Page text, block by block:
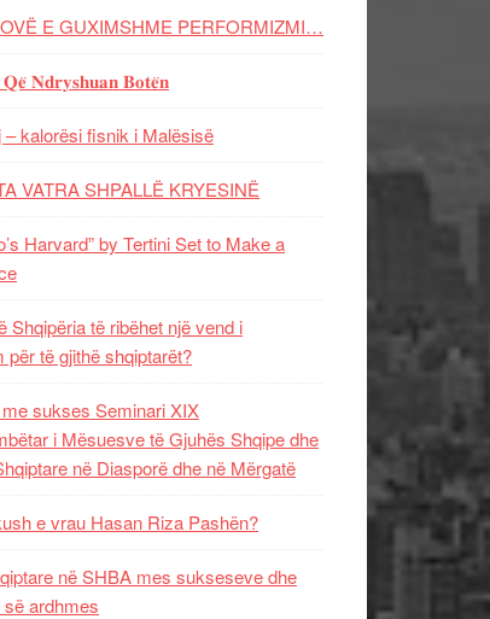
E GUXIMSHME PERFORMIZMI…
𝐍𝐝𝐫𝐲𝐬𝐡𝐮𝐚𝐧 𝐁𝐨𝐭𝐞̈𝐧
– kalorësi fisnik i Malësisë
VATRA SHPALLË KRYESINË
Harvard” by Tertini Set to Make a
Shqipëria të ribëhet një vend i
për të gjithë shqiptarët?
sukses Seminari XIX
i Mësuesve të Gjuhës Shqipe dhe
në Diasporë dhe në Mërgatë
e vrau Hasan Riza Pashën?
në SHBA mes sukseseve dhe
ardhmes